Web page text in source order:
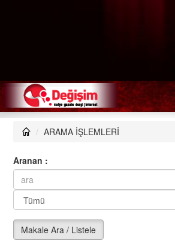
ARAMA İŞLEMLERİ
Aranan :
Makale Ara / Listele